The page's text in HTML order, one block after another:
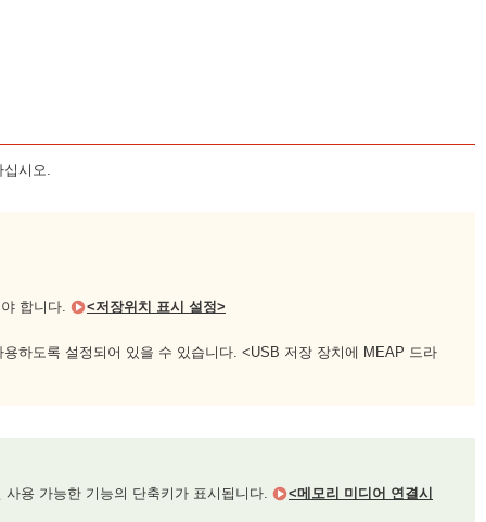
십시오.
합니다. <저장위치 표시 설정>
하도록 설정되어 있을 수 있습니다. <USB 저장 장치에 MEAP 드라
용 가능한 기능의 단축키가 표시됩니다. <메모리 미디어 연결시